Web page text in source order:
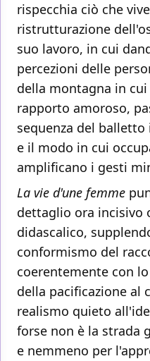
rispecchia ciò che
ristrutturazione
suo lavoro, in cui
percezioni delle
della montagna in
rapporto amoroso,
sequenza del
e il modo in cui
amplificano i gesti
La vie d'une femme
dettaglio ora incisivo
didascalico,
conformismo del
coerentemente con
della pacificazione al
realismo quieto
forse non è la strada
e nemmeno per